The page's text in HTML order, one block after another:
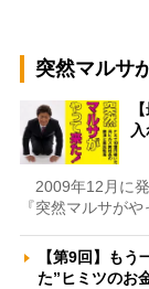
突然マルサ
2009年12月に
『突然マルサが
【第9回】も
た”ヒミツのお